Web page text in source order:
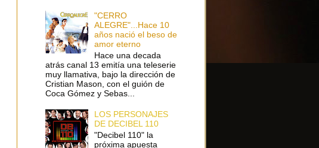
"CERRO
ALEGRE"...Hace 10
años nació el beso de
amor eterno
Hace una decada
atrás canal 13 emitía una teleserie
muy llamativa, bajo la dirección de
Cristian Mason, con el guión de
Coca Gómez y Sebas...
LOS PERSONAJES
DE DECIBEL 110
"Decibel 110" la
próxima apuesta